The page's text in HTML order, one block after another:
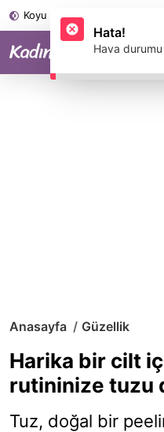
Koyu Mod
Anasayfa Güzellik
Harika bir cilt
rutininize tuzu
Tuz, doğal bir